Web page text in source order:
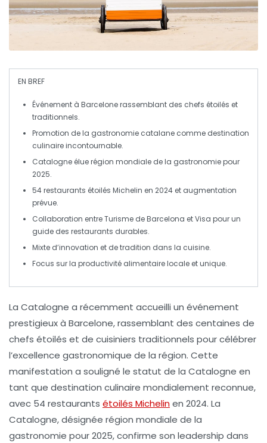
EN BREF
Événement à Barcelonerassemblant des chefs étoilés et
traditionnels.
Promotion de la gastronomie catalane comme destination
culinaire incontournable.
Catalogne éluerégion mondiale de la gastronomiepour
2025.
54 restaurants étoilés Michelin en 2024 et augmentation
prévue.
Collaboration entreTurisme de Barcelona etVisa pour un
guide des restaurants durables.
Mixte d’innovation et de tradition dans la cuisine.
Focus sur la productivité alimentaire locale et unique.
La Catalogne a récemment accueilli un événement
prestigieux à Barcelone, rassemblant des centaines de
chefs étoilés et de cuisiniers traditionnels pour célébrer
l’excellence gastronomique de la région. Cette
manifestation a souligné le statut de la Catalogne en
tant que destination culinaire mondialement reconnue,
avec 54 restaurants étoilés Michelinen 2024. La
Catalogne, désignée région mondiale de la
gastronomie pour 2025, confirme son leadership dans